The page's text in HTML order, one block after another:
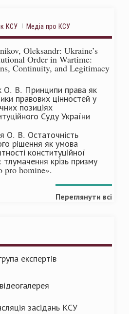
КСУ Медіа про КСУ
Oleksandr: Ukraine’s
Order in Wartime:
Continuity, and Legitimacy
О. В. Принципи права як
правових цінностей у
позиціях
Суду України
О. В. Остаточність
рішення як умова
конституційної
тлумачення крізь призму
pro homine».
Переглянути всі
експертів
засідань КСУ